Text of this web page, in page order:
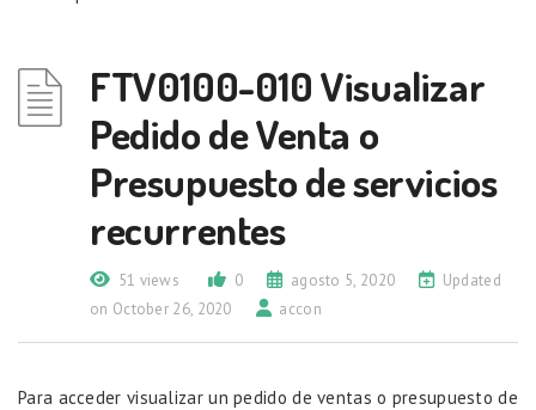
FTV0100-010 Visualizar
Pedido de Venta o
Presupuesto de servicios
recurrentes
51 views 0 agosto 5, 2020
Updated
on October 26, 2020
accon
Para acceder visualizar un pedido de ventas o presupuesto de